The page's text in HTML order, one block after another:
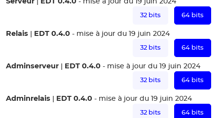
32 bits 64 bits
Relais EDT 0.4.0 - mise à jour du 19 juin 2024
32 bits 64 bits
Adminserveur EDT 0.4.0 - mise à jour du 19 juin 2024
32 bits 64 bits
Adminrelais EDT 0.4.0 - mise à jour du 19 juin 2024
32 bits 64 bits